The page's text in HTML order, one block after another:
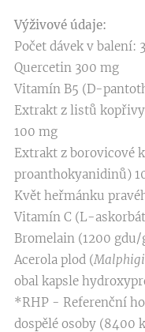
Výživové údaje:
Počet dávek v balení:
Quercetin 300 mg
Vitamín B5 (D-
Extrakt z listů
100 mg
Extrakt z borovicové
proanthokyanidinů)
Květ heřmánku
Vitamín C (L-
Bromelain (1200 gdu/
Acerola plod (
obal kapsle
*RHP - Referenční
dospělé osoby (8400